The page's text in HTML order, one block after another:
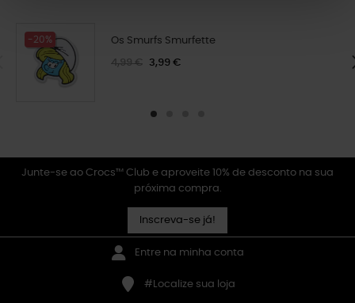
-20% Os Smurfs Smurfette
4,99 € 3,99 €
Junte-se ao Crocs™ Club e aproveite 10% de desconto na sua
próxima compra.
Inscreva-se já!
Entre na minha conta
#Localize sua loja